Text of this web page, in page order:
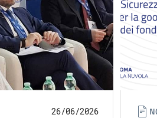
26/06/2026